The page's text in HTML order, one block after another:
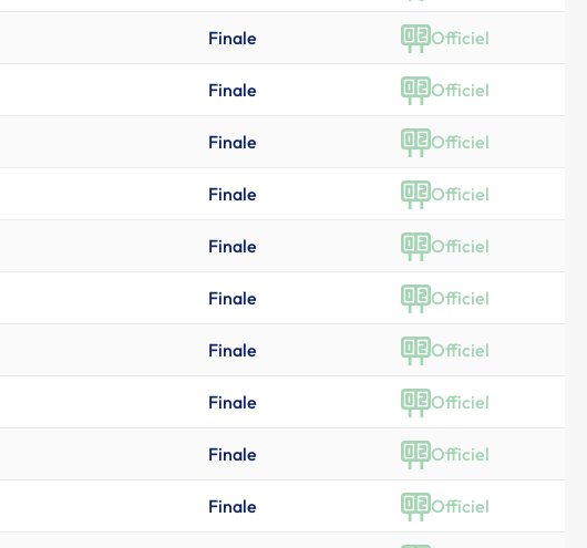
Finale Officiel
Finale Officiel
Finale Officiel
Finale Officiel
Finale Officiel
Finale Officiel
Finale Officiel
Finale Officiel
Finale Officiel
Finale Officiel